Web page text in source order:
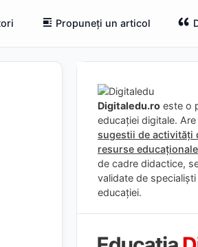
Propuneți un articol
Digitaledu.ro este o
educației digitale.
sugestii de activități
resurse
de cadre didactice,
validate de
educației.